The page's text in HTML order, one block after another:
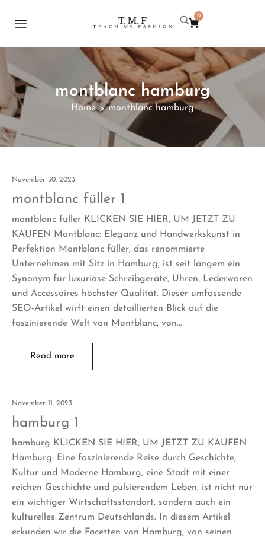
0
montblanc hamburg
Home > montblanc hamburg
November 30, 2023
montblanc füller 1
montblanc füller KLICKEN SIE HIER, UM JETZT ZU
KAUFEN Montblanc: Eleganz und Handwerkskunst in
Perfektion Montblanc füller, das renommierte
Unternehmen mit Sitz in Hamburg, ist seit langem ein
Synonym für luxuriöse Schreibgeräte, Uhren, Lederwaren
und Accessoires höchster Qualität. Dieser umfassende
SEO-Artikel wirft einen detaillierten Blick auf die
faszinierende Welt von Montblanc, von…
Read more
November 11, 2023
hamburg 1
hamburg KLICKEN SIE HIER, UM JETZT ZU KAUFEN
Hamburg: Eine faszinierende Reise durch Geschichte,
Kultur und Moderne Hamburg, eine Stadt mit einer
reichen Geschichte und pulsierendem Leben, ist nicht nur
ein wichtiger Wirtschaftsstandort, sondern auch ein
kulturelles Zentrum Deutschlands. In diesem Artikel
erkunden wir die Facetten von Hamburg, von seinen